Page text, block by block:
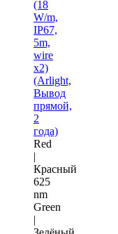
(18
W/m,
IP67,
5m,
wire
x2)
(Arlight,
Вывод
прямой,
2
года)
Red
|
Красный
625
nm
Green
|